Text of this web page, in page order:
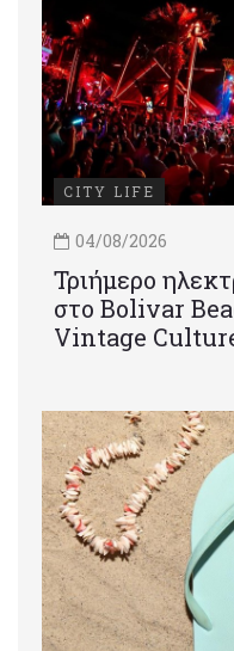
CITY LIFE
04/08/2026
Τριήμερο
στο Bolivar
Vintage